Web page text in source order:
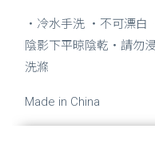
・冷水手洗 ・不可漂
陰影下平晾陰乾・請勿
洗滌
Made in China